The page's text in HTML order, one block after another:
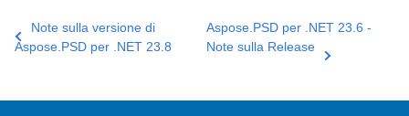
Note sulla versione di
Aspose.PSD per .NET 23.8
Aspose.PSD per .NET 23.6 -
Note sulla Release